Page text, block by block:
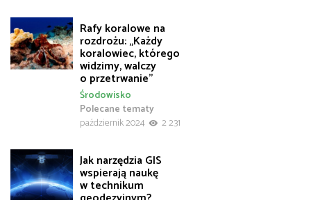
Rafy koralowe na
rozdrożu: „Każdy
koralowiec, którego
widzimy, walczy
o przetrwanie”
Polecane tematy
Środowisko
październik 2024
2 231
Jak narzędzia GIS
wspierają naukę
w technikum